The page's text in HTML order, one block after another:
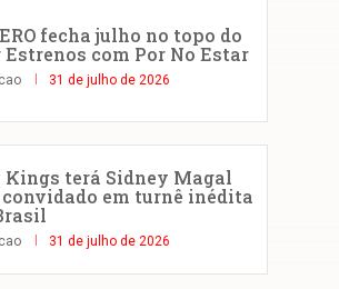
fecha julho no topo do
Estrenos com Por No Estar
31 de julho de 2026
Kings terá Sidney Magal
convidado em turnê inédita
31 de julho de 2026